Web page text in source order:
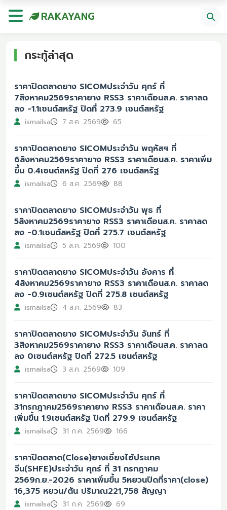
RAKAYANG
กระทู้ล่าสุด
ราคาปิดตลาดยาง SICOMประจำวัน ศุกร์ ที่
7สิงหาคม2569ราคายาง RSS3 ราคาเดือนส.ค. ราคาลด
ลง -1.1เซนต์สหรัฐ ปิดที่ 273.9 เซนต์สหรัฐ
ismailsa 7 ส.ค. 2569 65
ราคาปิดตลาดยาง SICOMประจำวัน พฤหัสฯ ที่
6สิงหาคม2569ราคายาง RSS3 ราคาเดือนส.ค. ราคาเพิ่ม
ขึ้น 0.4เซนต์สหรัฐ ปิดที่ 276 เซนต์สหรัฐ
ismailsa 6 ส.ค. 2569 88
ราคาปิดตลาดยาง SICOMประจำวัน พุธ ที่
5สิงหาคม2569ราคายาง RSS3 ราคาเดือนส.ค. ราคาลด
ลง -0.1เซนต์สหรัฐ ปิดที่ 275.7 เซนต์สหรัฐ
ismailsa 5 ส.ค. 2569 100
ราคาปิดตลาดยาง SICOMประจำวัน อังคาร ที่
4สิงหาคม2569ราคายาง RSS3 ราคาเดือนส.ค. ราคาลด
ลง -0.9เซนต์สหรัฐ ปิดที่ 275.8 เซนต์สหรัฐ
ismailsa 4 ส.ค. 2569 83
ราคาปิดตลาดยาง SICOMประจำวัน จันทร์ ที่
3สิงหาคม2569ราคายาง RSS3 ราคาเดือนส.ค. ราคาลด
ลง 0เซนต์สหรัฐ ปิดที่ 272.5 เซนต์สหรัฐ
ismailsa 3 ส.ค. 2569 109
ราคาปิดตลาดยาง SICOMประจำวัน ศุกร์ ที่
31กรกฎาคม2569ราคายาง RSS3 ราคาเดือนส.ค. ราคา
เพิ่มขึ้น 1.9เซนต์สหรัฐ ปิดที่ 279.9 เซนต์สหรัฐ
ismailsa 31 ก.ค. 2569 166
ราคาปิดตลาด(Close)ยางเซี่ยงไฮ้ประเทศ
จีน(SHFE)ประจำวัน ศุกร์ ที่ 31 กรกฎาคม
2569ก.ย.-2026 ราคาเพิ่มขึ้น 5หยวนปิดที่ราคา(close)
16,375 หยวน/ตัน ปริมาณ221,758 สัญญา
ismailsa 31 ก.ค. 2569 69